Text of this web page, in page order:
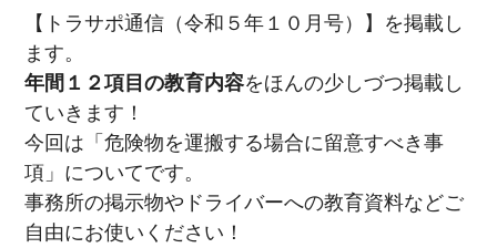
【トラサポ通信（令和５年１０月号）】を掲載し
ます。
年間１２項目の教育内容をほんの少しづつ掲載し
ていきます！
今回は「危険物を運搬する場合に留意すべき事
項」についてです。
事務所の掲示物やドライバーへの教育資料などご
自由にお使いください！